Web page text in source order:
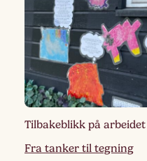
Tilbakeblikk på
Fra tanker til tegning